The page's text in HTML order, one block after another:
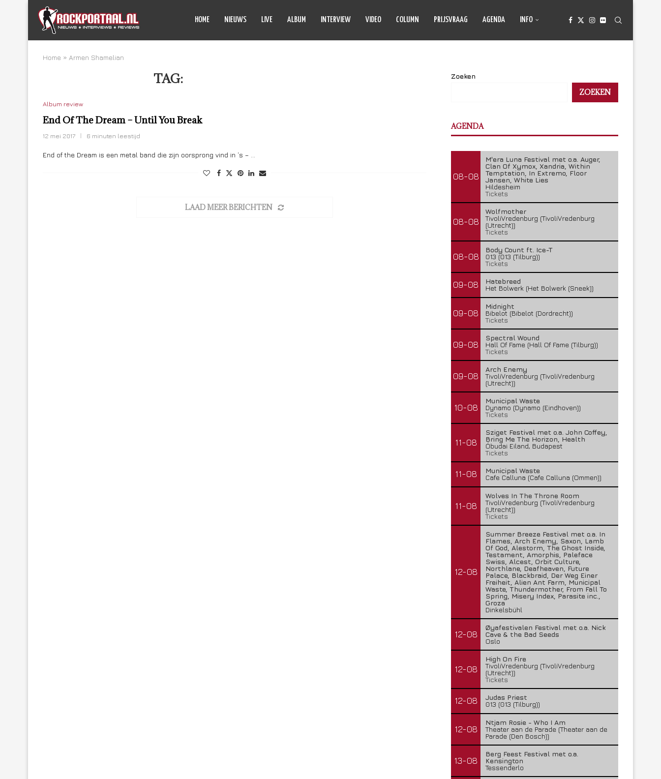
HOME NIEUWS LIVE ALBUM INTERVIEW VIDEO COLUMN PRIJSVRAAG AGENDA INFO
Home » Armen Shamelian
TAG:
Album review
End Of The Dream – Until You Break
12 mei 2017 6 minuten leestijd
End of the Dream is een metal band die zijn oorsprong vind in ‘s – …
LAAD MEER BERICHTEN
Zoeken
ZOEKEN
AGENDA
08-08
M'era Luna Festival met o.a. Auger,
Clan Of Xymox, Xandria, Within
Temptation, In Extremo, Floor
Jansen, White Lies
Hildesheim
Tickets
08-08
Wolfmother
TivoliVredenburg (TivoliVredenburg
(Utrecht))
Tickets
08-08
Body Count ft. Ice-T
013 (013 (Tilburg))
Tickets
09-08
Hatebreed
Het Bolwerk (Het Bolwerk (Sneek))
09-08
Midnight
Bibelot (Bibelot (Dordrecht))
Tickets
09-08
Spectral Wound
Hall Of Fame (Hall Of Fame (Tilburg))
Tickets
09-08
Arch Enemy
TivoliVredenburg (TivoliVredenburg
(Utrecht))
10-08
Municipal Waste
Dynamo (Dynamo (Eindhoven))
Tickets
11-08
Sziget Festival met o.a. John Coffey,
Bring Me The Horizon, Health
Óbudai Eiland, Budapest
Tickets
11-08
Municipal Waste
Cafe Calluna (Cafe Calluna (Ommen))
11-08
Wolves In The Throne Room
TivoliVredenburg (TivoliVredenburg
(Utrecht))
Tickets
12-08
Summer Breeze Festival met o.a. In
Flames, Arch Enemy, Saxon, Lamb
Of God, Alestorm, The Ghost Inside,
Testament, Amorphis, Paleface
Swiss, Alcest, Orbit Culture,
Northlane, Deafheaven, Future
Palace, Blackbraid, Der Weg Einer
Freiheit, Alien Ant Farm, Municipal
Waste, Thundermother, From Fall To
Spring, Misery Index, Parasite inc.,
Groza
Dinkelsbühl
12-08
Øyafestivalen Festival met o.a. Nick
Cave & the Bad Seeds
Oslo
12-08
High On Fire
TivoliVredenburg (TivoliVredenburg
(Utrecht))
Tickets
12-08
Judas Priest
013 (013 (Tilburg))
12-08
Ntjam Rosie - Who I Am
Theater aan de Parade (Theater aan de
Parade (Den Bosch))
13-08
Berg Feest Festival met o.a.
Kensington
Tessenderlo